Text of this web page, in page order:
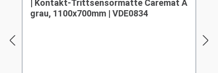
| Kontakt-Trittsensormatte Caremat A
grau, 1100x700mm | VDE0834